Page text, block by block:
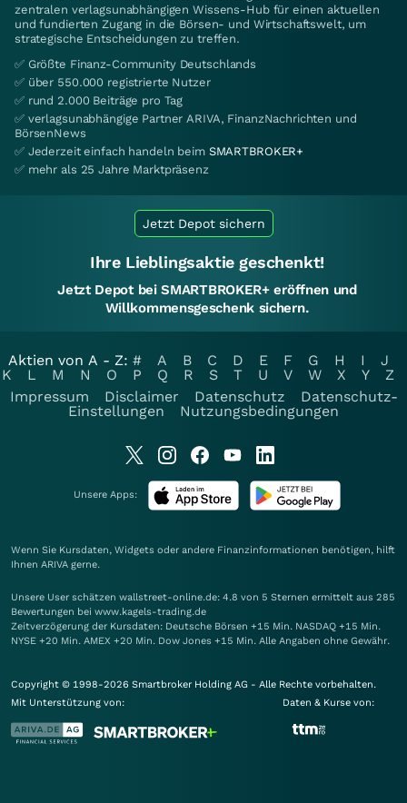
zentralen verlagsunabhängigen Wissens-Hub für einen aktuellen
und fundierten Zugang in die Börsen- und Wirtschaftswelt, um
strategische Entscheidungen zu treffen.
✅ Größte Finanz-Community Deutschlands
✅ über 550.000 registrierte Nutzer
✅ rund 2.000 Beiträge pro Tag
✅ verlagsunabhängige Partner ARIVA, FinanzNachrichten und
BörsenNews
✅ Jederzeit einfach handeln beim SMARTBROKER+
✅ mehr als 25 Jahre Marktpräsenz
Jetzt Depot sichern
Ihre Lieblingsaktie geschenkt!
Jetzt Depot bei SMARTBROKER+ eröffnen und
Willkommensgeschenk sichern.
Aktien von A - Z: # A B C D E F G H I
J
K
L M N O P Q R S T U V W X Y
Z
Impressum
Disclaimer Datenschutz
Datenschutz-
Einstellungen
Nutzungsbedingungen
Unsere Apps:
Wenn Sie Kursdaten, Widgets oder andere Finanzinformationen benötigen, hilft
Ihnen ARIVA gerne.
Unsere User schätzen wallstreet-online.de: 4.8 von 5 Sternen ermittelt aus 285
Bewertungen bei www.kagels-trading.de
Zeitverzögerung der Kursdaten: Deutsche Börsen +15 Min. NASDAQ +15 Min.
NYSE +20 Min. AMEX +20 Min. Dow Jones +15 Min. Alle Angaben ohne Gewähr.
Copyright © 1998-2026 Smartbroker Holding AG - Alle Rechte vorbehalten.
Mit Unterstützung von:
Daten & Kurse von: